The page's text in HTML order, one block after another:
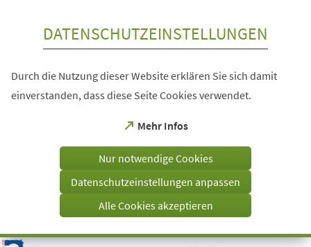
Visuelle
DATENSCHUTZEINSTELLUNGEN
Durch die Nutzung dieser Website erklären Sie sich damit
einverstanden, dass diese Seite Cookies verwendet.
Mehr Infos
(Öffnet
einem
Tab)
Nur notwendige Cookies
Datenschutzeinstellungen anpassen
Alle Cookies akzeptieren